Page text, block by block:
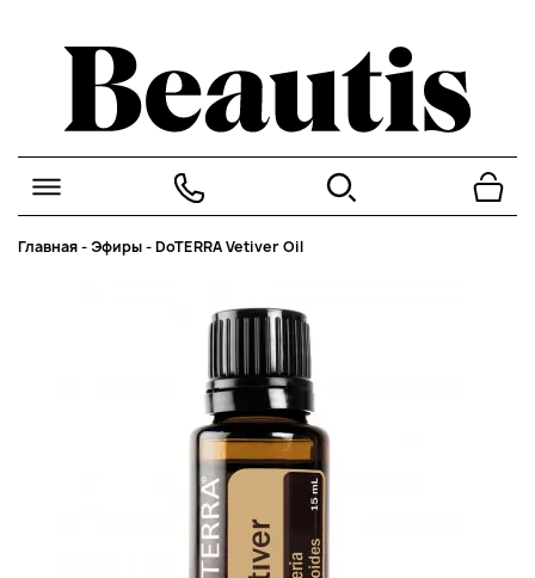
Главная-Эфиры-DoTERRA Vetiver Oil